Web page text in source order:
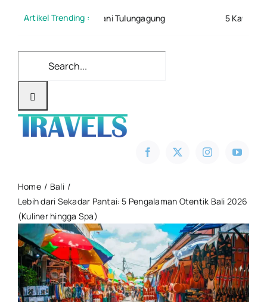
Artikel Trending :
Senggani Tulungagung 5 Kawah Di Indonesia
Home
Bali
Lebih dari Sekadar Pantai: 5 Pengalaman Otentik Bali 2026
(Kuliner hingga Spa)